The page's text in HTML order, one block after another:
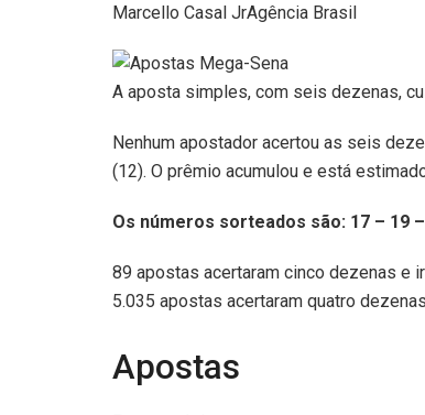
Marcello Casal JrAgência Brasil
A aposta simples, com seis dezenas,
Nenhum apostador acertou as seis
(12). O prêmio acumulou e está
Os números sorteados são: 17 – 19
89 apostas acertaram cinco dezenas e
5.035 apostas acertaram quatro
Apostas